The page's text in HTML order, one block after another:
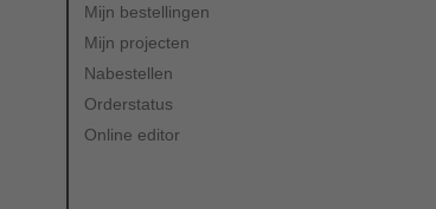
Mijn bestellingen
Mijn projecten
Nabestellen
Orderstatus
Online editor